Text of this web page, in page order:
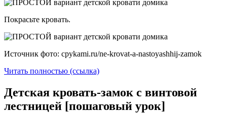
Покрасьте кровать.
Источник фото: cpykami.ru/ne-krovat-a-nastoyashhij-zamok
Читать полностью (ссылка)
Детская кровать-замок с винтовой
лестницей [пошаговый урок]